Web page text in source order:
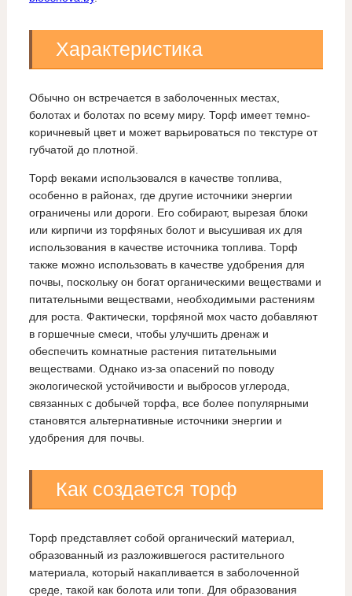
Характеристика
Обычно он встречается в заболоченных местах,
болотах и болотах по всему миру. Торф имеет темно-
коричневый цвет и может варьироваться по текстуре от
губчатой до плотной.
Торф веками использовался в качестве топлива,
особенно в районах, где другие источники энергии
ограничены или дороги. Его собирают, вырезая блоки
или кирпичи из торфяных болот и высушивая их для
использования в качестве источника топлива. Торф
также можно использовать в качестве удобрения для
почвы, поскольку он богат органическими веществами и
питательными веществами, необходимыми растениям
для роста. Фактически, торфяной мох часто добавляют
в горшечные смеси, чтобы улучшить дренаж и
обеспечить комнатные растения питательными
веществами. Однако из-за опасений по поводу
экологической устойчивости и выбросов углерода,
связанных с добычей торфа, все более популярными
становятся альтернативные источники энергии и
удобрения для почвы.
Как создается торф
Торф представляет собой органический материал,
образованный из разложившегося растительного
материала, который накапливается в заболоченной
среде, такой как болота или топи. Для образования